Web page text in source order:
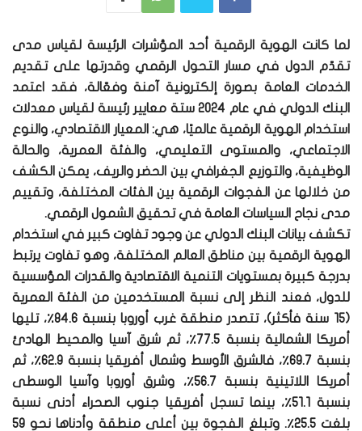
لما كانت الهوية الرقمية أحد المؤشرات الرئيسة لقياس مدى
تقدّم الدول في مسار التحول الرقمي وقدرتها على تقديم
الخدمات العامة بصورة إلكترونية آمنة وفعّالة، فقد اعتمد
البنك الدولي في عام 2024 ستة معايير رئيسة لقياس معدلات
استخدام الهوية الرقمية عالميًا، هي: المعيار الاقتصادي، والنوع
الاجتماعي، والمستوى التعليمي، والفئة العمرية، والحالة
الوظيفية، والتوزيع الجغرافي بين الحضر والريف، يمكن الكشف
من خلالها عن الفجوات الرقمية بين الفئات المختلفة، وتقييم
مدى نجاح السياسات العامة في تحقيق الشمول الرقمي.
تكشف بيانات البنك الدولي عن وجود تفاوت كبير في استخدام
الهوية الرقمية بين مناطق العالم المختلفة، وهو تفاوت يرتبط
بدرجة كبيرة بمستويات التنمية الاقتصادية والقدرات المؤسسية
للدول، فعند النظر إلى نسبة المستخدمين من الفئة العمرية
(15 سنة فأكثر)، تتصدر منطقة غرب أوروبا بنسبة 84.6٪، تليها
أمريكا الشمالية بنسبة 77.5٪، ثم شرق آسيا والمحيط الهادئ
بنسبة 69.7٪، فالشرق الأوسط وشمال أفريقيا بنسبة 62.9٪، ثم
أمريكا اللاتينية بنسبة 56.7٪، وشرق أوروبا وآسيا الوسطى
بنسبة 51.1٪، بينما تسجل أفريقيا جنوب الصحراء أدنى نسبة
بلغت 25.5٪. وتبلغ الفجوة بين أعلى منطقة وأدناها نحو 59